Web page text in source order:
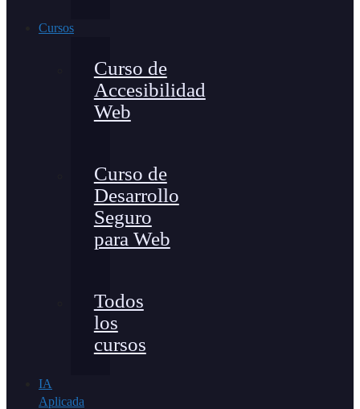
Cursos
Curso de
Accesibilidad
Web
Curso de
Desarrollo
Seguro
para Web
Todos
los
cursos
IA
Aplicada